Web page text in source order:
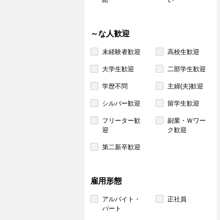
～な人歓迎
未経験者歓迎 高校生歓迎
大学生歓迎 二部学生歓迎
学歴不問 主婦(夫)歓迎
シルバー歓迎 留学生歓迎
フリーター歓
迎
副業・Ｗワー
ク歓迎
第二新卒歓迎
雇用形態
アルバイト・
パート
正社員